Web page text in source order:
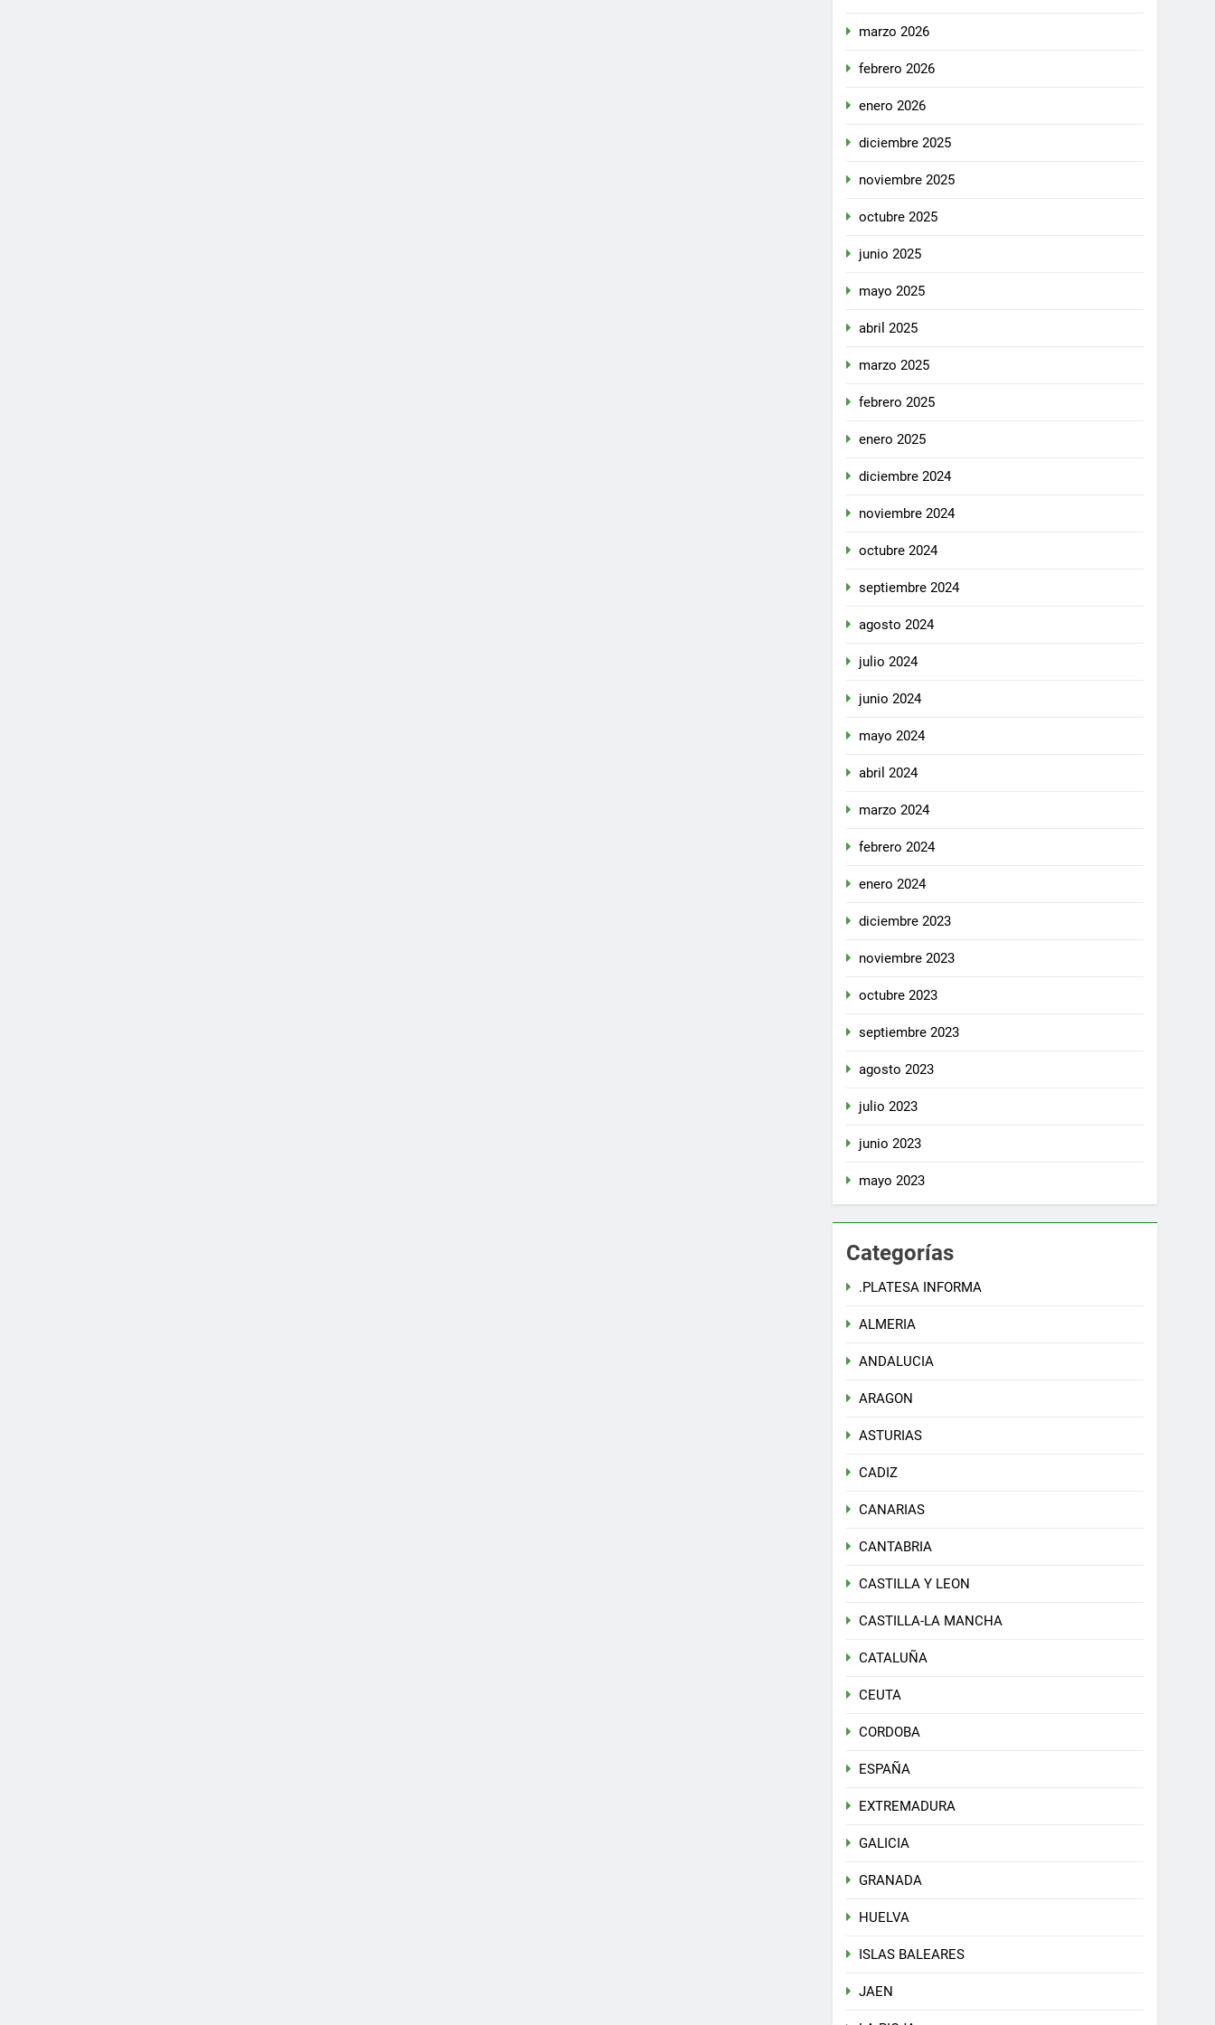
marzo 2026
febrero 2026
enero 2026
diciembre 2025
noviembre 2025
octubre 2025
junio 2025
mayo 2025
abril 2025
marzo 2025
febrero 2025
enero 2025
diciembre 2024
noviembre 2024
octubre 2024
septiembre 2024
agosto 2024
julio 2024
junio 2024
mayo 2024
abril 2024
marzo 2024
febrero 2024
enero 2024
diciembre 2023
noviembre 2023
octubre 2023
septiembre 2023
agosto 2023
julio 2023
junio 2023
mayo 2023
Categorías
.PLATESA INFORMA
ALMERIA
ANDALUCIA
ARAGON
ASTURIAS
CADIZ
CANARIAS
CANTABRIA
CASTILLA Y LEON
CASTILLA-LA MANCHA
CATALUÑA
CEUTA
CORDOBA
ESPAÑA
EXTREMADURA
GALICIA
GRANADA
HUELVA
ISLAS BALEARES
JAEN